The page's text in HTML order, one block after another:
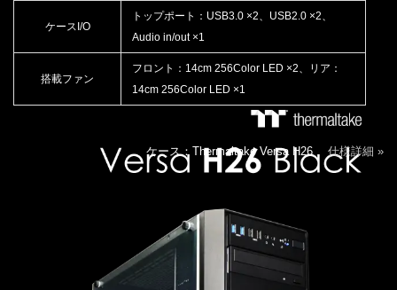
ケースI/O
トップポート：USB3.0 ×2、USB2.0 ×2、
Audio in/out ×1
搭載ファン
フロント：14cm 256Color LED ×2、リア：
14cm 256Color LED ×1
ケース：Thermaltake Versa H26 仕様詳細 »